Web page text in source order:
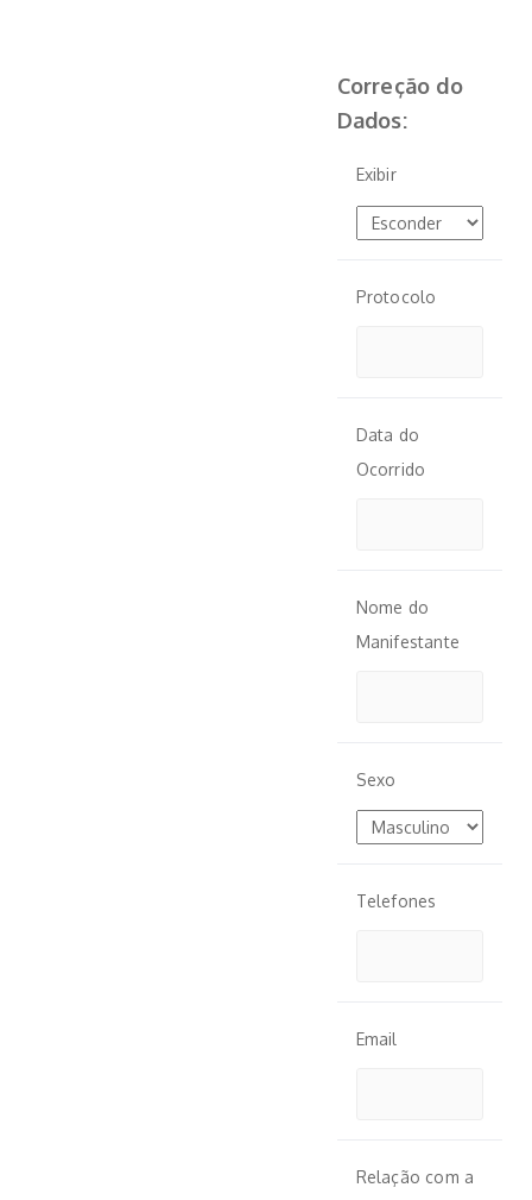
Correção do
Dados:
Exibir
Protocolo
Data do
Ocorrido
Nome do
Manifestante
Sexo
Telefones
Email
Relação com a